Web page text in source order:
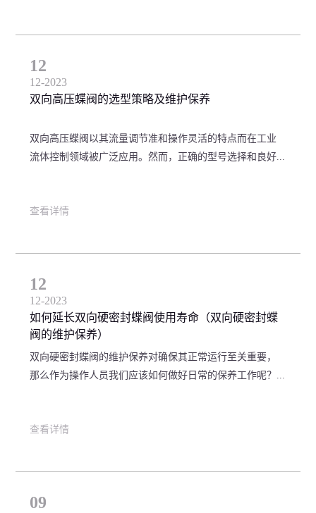
12
12-2023
双向高压蝶阀的选型策略及维护保养
双向高压蝶阀以其流量调节准和操作灵活的特点而在工业
流体控制领域被广泛应用。然而，正确的型号选择和良好...
查看详情
12
12-2023
如何延长双向硬密封蝶阀使用寿命（双向硬密封蝶
阀的维护保养）
双向硬密封蝶阀的维护保养对确保其正常运行至关重要，
那么作为操作人员我们应该如何做好日常的保养工作呢？...
查看详情
09